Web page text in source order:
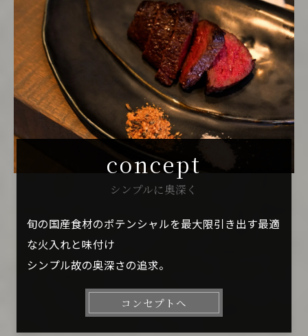
concept
シンプルに奥深く
旬の国産食材のポテンシャルを最大限引き出す最適
な火入れと味付け
シンプル故の奥深さの追求。
コンセプトへ